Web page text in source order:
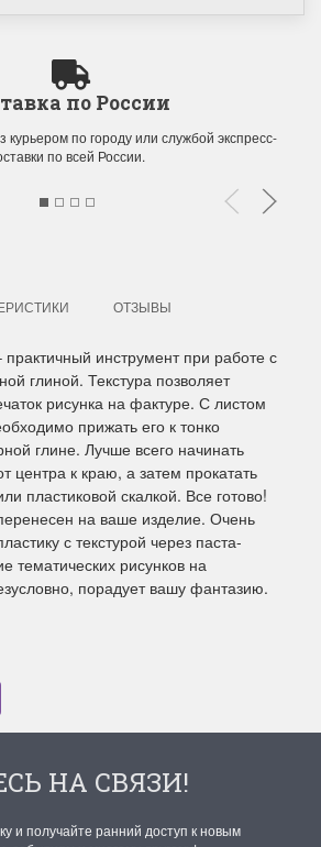
3 июня в
дня
Раритеты Дим.
На сайте пополнение
Dimensions
22 мая 2024 13:01
по России
по городу или службой экспресс-
по всей России.
ОТЗЫВЫ
практичный инструмент при работе с
глиной. Текстура позволяет
рисунка на фактуре. С листом
прижать его к тонко
глине. Лучше всего начинать
центра к краю, а затем прокатать
пластиковой скалкой. Все готово!
на ваше изделие. Очень
с текстурой через паста-
тематических рисунков на
порадует вашу фантазию.
НА СВЯЗИ!
и получайте ранний доступ к новым